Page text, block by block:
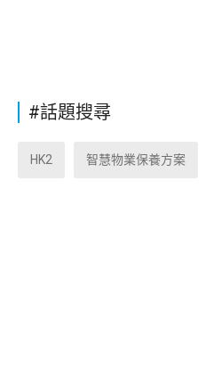
#話題搜尋
HK2 智慧物業保養方案